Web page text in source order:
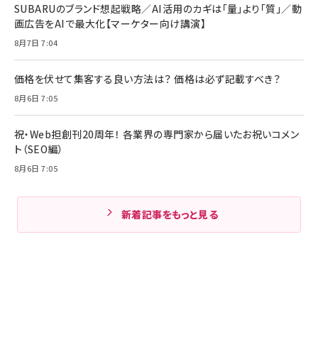
SUBARUのブランド想起戦略／AI活用のカギは「量」より「質」／動
画広告をAIで最大化【マーケター向け講演】
8月7日 7:04
価格を伏せて集客する良い方法は？ 価格は必ず記載すべき？
8月6日 7:05
祝・Web担創刊20周年！ 各業界の専門家から届いたお祝いコメン
ト（SEO編）
8月6日 7:05
新着記事をもっと見る